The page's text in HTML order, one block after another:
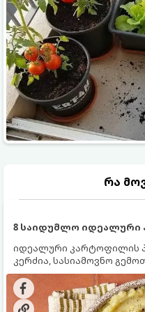
რა
8 საიდუმლო იდეალური
იდეალური კარტოფილის
კერძია, სასიამოვნო
ფერით. მისი მომზადება
არსებობს რამდენიმე
იცოდეთ, რომ პიურე